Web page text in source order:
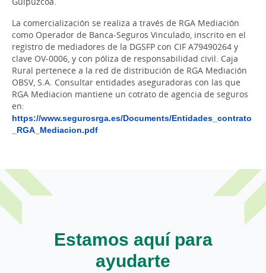
La comercialización se realiza a través de RGA Mediación
como Operador de Banca-Seguros Vinculado, inscrito en el
registro de mediadores de la DGSFP con CIF A79490264 y
clave OV-0006, y con póliza de responsabilidad civil. Caja
Rural pertenece a la red de distribución de RGA Mediación
OBSV, S.A. Consultar entidades aseguradoras con las que
RGA Mediacion mantiene un cotrato de agencia de seguros
en:
https://www.segurosrga.es/Documents/Entidades_contrato
_RGA_Mediacion.pdf
Estamos aquí para
ayudarte